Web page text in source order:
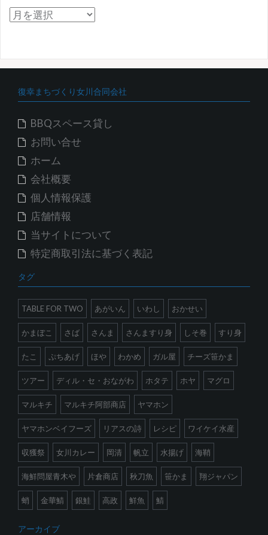
ア
復幸まちづくり女川合同会社
BBQスペース貸し
お問い合せ
ホーム
会社概要
個人情報保護
店舗情報
当サイトについて
特定商取引法に基づく表記
タグ
TABLE FOR TWO あがいん いわし おかせい
かまぼこ さば さんま さんますり身 しそ巻 すり身
たこ ぷちあげ ほや わかめ ガル屋 チーズ笹かま
ツアー ディル・セ・おながわ ホタテ ホヤ マグロ
マルキチ マルキチ阿部商店 ヤマホン
ヤマホンベイフーズ リアスの詩 レシピ ワイケイ水産
収獲祭 女川カレー 岡清 帆立 水揚げ 海鞘
海鮮問屋青木や 片倉商店 秋刀魚 笹かま 翔ジャパン
蛸 金華鯖 銀鮭 高政 鮮魚 鯖
アーカイブ